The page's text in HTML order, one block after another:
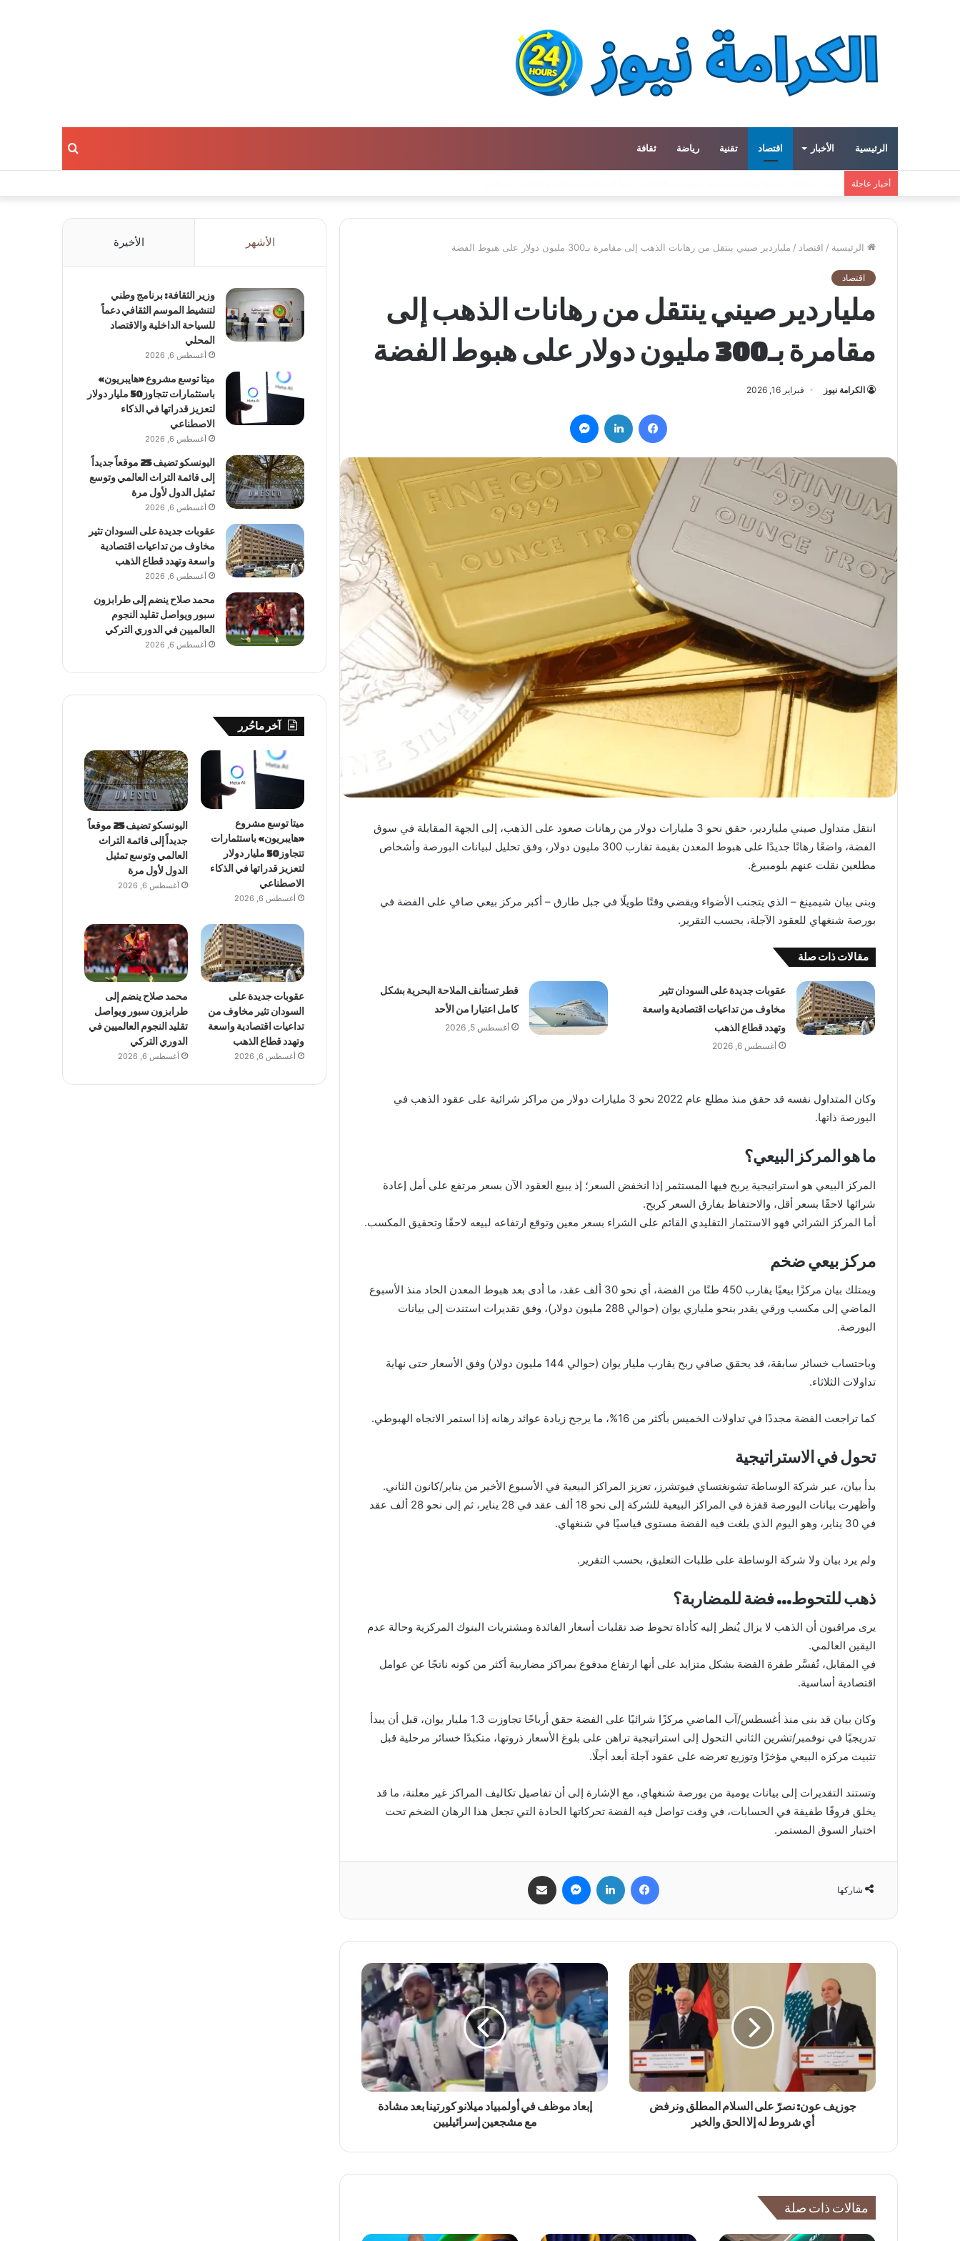
الرئيسية الأخبار اقتصاد تقنية رياضة ثقافة بحث
أخبار عاجلة
الرئيسية / اقتصاد / ملياردير صيني ينتقل من رهانات الذهب إلى مقامرة بـ300 مليون دولار على هبوط الفضة
اقتصاد
ملياردير صيني ينتقل من رهانات الذهب إلى
مقامرة بـ300 مليون دولار على هبوط الفضة
الكرامة نيوز فبراير 16, 2026
فيسبوك لينكدإن
انتقل متداول صيني ملياردير، حقق نحو 3 مليارات دولار من رهانات صعود على الذهب، إلى الجهة المقابلة في سوق
الفضة، واضعًا رهانًا جديدًا على هبوط المعدن بقيمة تقارب 300 مليون دولار، وفق تحليل لبيانات البورصة وأشخاص
مطلعين نقلت عنهم بلومبيرغ.
وبنى بيان شيمينغ – الذي يتجنب الأضواء ويقضي وقتًا طويلًا في جبل طارق – أكبر مركز بيعي صافٍ على الفضة في
بورصة شنغهاي للعقود الآجلة، بحسب التقرير.
مقالات ذات صلة
عقوبات جديدة على السودان تثير
مخاوف من تداعيات اقتصادية واسعة
وتهدد قطاع الذهب
أغسطس 6, 2026
قطر تستأنف الملاحة البحرية بشكل
كامل اعتبارا من الأحد
أغسطس 5, 2026
وكان المتداول نفسه قد حقق منذ مطلع عام 2022 نحو 3 مليارات دولار من مراكز شرائية على عقود الذهب في
البورصة ذاتها.
ما هو المركز البيعي؟
المركز البيعي هو استراتيجية يربح فيها المستثمر إذا انخفض السعر؛ إذ يبيع العقود الآن بسعر مرتفع على أمل إعادة
شرائها لاحقًا بسعر أقل، والاحتفاظ بفارق السعر كربح.
أما المركز الشرائي فهو الاستثمار التقليدي القائم على الشراء بسعر معين وتوقع ارتفاعه لبيعه لاحقًا وتحقيق المكسب.
مركز بيعي ضخم
ويمتلك بيان مركزًا بيعيًا يقارب 450 طنًا من الفضة، أي نحو 30 ألف عقد، ما أدى بعد هبوط المعدن الحاد منذ الأسبوع
الماضي إلى مكسب ورقي يقدر بنحو ملياري يوان (حوالي 288 مليون دولار)، وفق تقديرات استندت إلى بيانات
البورصة.
وباحتساب خسائر سابقة، قد يحقق صافي ربح يقارب مليار يوان (حوالي 144 مليون دولار) وفق الأسعار حتى نهاية
تداولات الثلاثاء.
كما تراجعت الفضة مجددًا في تداولات الخميس بأكثر من 16%، ما يرجح زيادة عوائد رهانه إذا استمر الاتجاه الهبوطي.
تحول في الاستراتيجية
بدأ بيان، عبر شركة الوساطة تشونغتساي فيوتشرز، تعزيز المراكز البيعية في الأسبوع الأخير من يناير/كانون الثاني.
وأظهرت بيانات البورصة قفزة في المراكز البيعية للشركة إلى نحو 18 ألف عقد في 28 يناير، ثم إلى نحو 28 ألف عقد
في 30 يناير، وهو اليوم الذي بلغت فيه الفضة مستوى قياسيًا في شنغهاي.
ولم يرد بيان ولا شركة الوساطة على طلبات التعليق، بحسب التقرير.
ذهب للتحوط… فضة للمضاربة؟
يرى مراقبون أن الذهب لا يزال يُنظر إليه كأداة تحوط ضد تقلبات أسعار الفائدة ومشتريات البنوك المركزية وحالة عدم
اليقين العالمي.
في المقابل، تُفسَّر طفرة الفضة بشكل متزايد على أنها ارتفاع مدفوع بمراكز مضاربية أكثر من كونه ناتجًا عن عوامل
اقتصادية أساسية.
وكان بيان قد بنى منذ أغسطس/آب الماضي مركزًا شرائيًا على الفضة حقق أرباحًا تجاوزت 1.3 مليار يوان، قبل أن يبدأ
تدريجيًا في نوفمبر/تشرين الثاني التحول إلى استراتيجية تراهن على بلوغ الأسعار ذروتها، متكبدًا خسائر مرحلية قبل
تثبيت مركزه البيعي مؤخرًا وتوزيع تعرضه على عقود آجلة أبعد أجلًا.
وتستند التقديرات إلى بيانات يومية من بورصة شنغهاي، مع الإشارة إلى أن تفاصيل تكاليف المراكز غير معلنة، ما قد
يخلق فروقًا طفيفة في الحسابات، في وقت تواصل فيه الفضة تحركاتها الحادة التي تجعل هذا الرهان الضخم تحت
اختبار السوق المستمر.
شاركها
فيسبوك لينكدإن ماسنجر
جوزيف عون: نصرّ على السلام المطلق ونرفض
أي شروط له إلا الحق والخير
إبعاد موظف في أولمبياد ميلانو كورتينا بعد مشادة
مع مشجعين إسرائيليين
مقالات ذات صلة
الأشهر الأخيرة
وزير الثقافة: برنامج وطني
لتنشيط الموسم الثقافي دعماً
للسياحة الداخلية والاقتصاد
المحلي
أغسطس 6, 2026
ميتا توسع مشروع «هايبريون»
باستثمارات تتجاوز 50 مليار دولار
لتعزيز قدراتها في الذكاء
الاصطناعي
أغسطس 6, 2026
اليونسكو تضيف 25 موقعاً جديداً
إلى قائمة التراث العالمي وتوسع
تمثيل الدول لأول مرة
أغسطس 6, 2026
عقوبات جديدة على السودان تثير
مخاوف من تداعيات اقتصادية
واسعة وتهدد قطاع الذهب
أغسطس 6, 2026
محمد صلاح ينضم إلى طرابزون
سبور ويواصل تقليد النجوم
العالميين في الدوري التركي
أغسطس 6, 2026
آخر ماحُرر
ميتا توسع مشروع
«هايبريون» باستثمارات
تتجاوز 50 مليار دولار
لتعزيز قدراتها في الذكاء
الاصطناعي
أغسطس 6, 2026
اليونسكو تضيف 25 موقعاً
جديداً إلى قائمة التراث
العالمي وتوسع تمثيل
الدول لأول مرة
أغسطس 6, 2026
عقوبات جديدة على
السودان تثير مخاوف من
تداعيات اقتصادية واسعة
وتهدد قطاع الذهب
أغسطس 6, 2026
محمد صلاح ينضم إلى
طرابزون سبور ويواصل
تقليد النجوم العالميين في
الدوري التركي
أغسطس 6, 2026